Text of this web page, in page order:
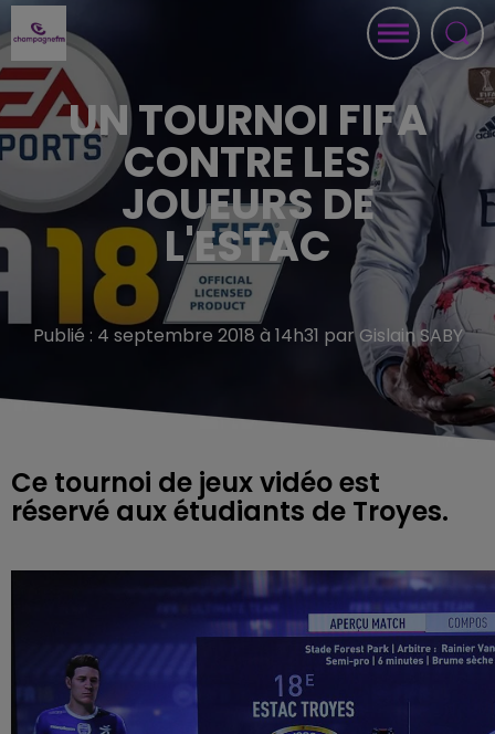
UN TOURNOI FIFA
CONTRE LES
JOUEURS DE
L'ESTAC
Publié : 4 septembre 2018 à 14h31 par Gislain SABY
Ce tournoi de jeux vidéo est
réservé aux étudiants de Troyes.